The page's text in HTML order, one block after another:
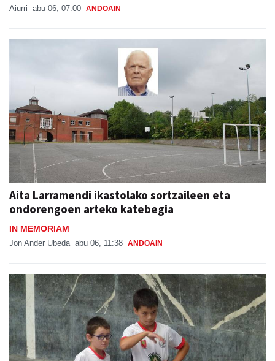
Aiurri abu 06, 07:00 ANDOAIN
Aita Larramendi ikastolako sortzaileen eta
ondorengoen arteko katebegia
IN MEMORIAM
Jon Ander Ubeda abu 06, 11:38 ANDOAIN